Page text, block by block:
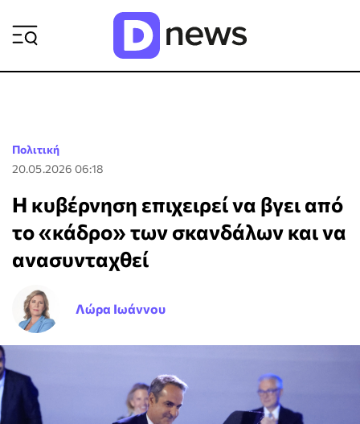
Πολιτική
20.05.2026 06:18
Η κυβέρνηση επιχειρεί να βγει από
το «κάδρο» των σκανδάλων και να
ανασυνταχθεί
Λώρα Ιωάννου